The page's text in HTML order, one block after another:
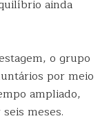
ainda
o grupo
por meio
ampliado,
meses.